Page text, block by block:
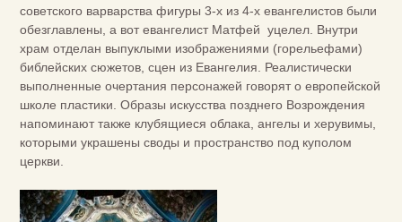
советского варварства фигуры 3-х из 4-х евангелистов были
обезглавлены, а вот евангелист Матфей уцелел. Внутри
храм отделан выпуклыми изображениями (горельефами)
библейских сюжетов, сцен из Евангелия. Реалистически
выполненные очертания персонажей говорят о европейской
школе пластики. Образы искусства позднего Возрождения
напоминают также клубящиеся облака, ангелы и херувимы,
которыми украшены своды и пространство под куполом
церкви.